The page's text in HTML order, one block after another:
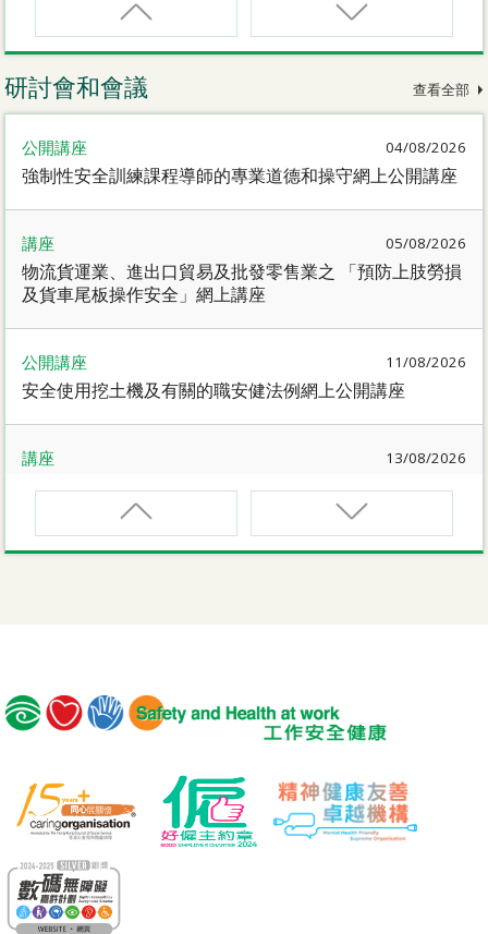
CNW(R)
密閉空間作業核准工人安全訓練重新甄審資格課程
動力操作升降工作台督導員課程
密閉空間作業合資格人士安全訓練課程
電動車維修安全課程
MICM
組裝合成建築工程管理人員訓練課程
MICW
組裝合成建築工程工作安全訓練課程
TST
安全使用可伸縮工作台
研討會和會議 查看全部
公開講座 04/08/2026
強制性安全訓練課程導師的專業道德和操守網上公開講座
講座 05/08/2026
物流貨運業、進出口貿易及批發零售業之 「預防上肢勞損
及貨車尾板操作安全」網上講座
公開講座 11/08/2026
安全使用挖土機及有關的職安健法例網上公開講座
講座 13/08/2026
職業健康大奬2026-27網上簡介會暨講座
講座 17/08/2026
危險品的安全規管與危險物質相關規例網上公開講座
【好心情@健康工作間】醫護服務業之「拒絕壓力爆煲：
『七好』減壓法的科學減壓之道」網上講座
講座
【護心計劃/好心情@健康工作間】重拾健康由「戒煙」做